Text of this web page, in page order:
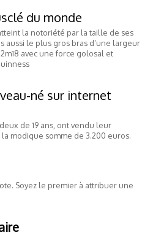
du monde
la notoriété par la taille de ses
aussi le plus gros bras d’une largeur
avec une force golosal et
né sur internet
de 19 ans, ont vendu leur
modique somme de 3.200 euros.
Soyez le premier à attribuer une